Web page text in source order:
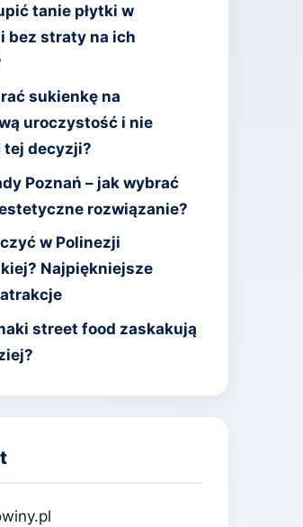
tanie płytki w
bez straty na ich
sukienkę na
uroczystość i nie
tej decyzji?
Poznań – jak wybrać
rozwiązanie?
w Polinezji
Najpiękniejsze
street food zaskakują